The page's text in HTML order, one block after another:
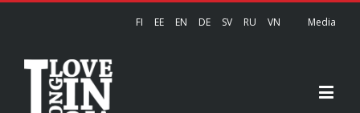
FI EE EN DE SV RU VN Media